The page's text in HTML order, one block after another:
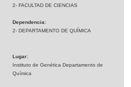
2- FACULTAD DE CIENCIAS
Dependencia:
2- DEPARTAMENTO DE QUÍMICA
Lugar:
Instituto de Genética Departamento de
Química